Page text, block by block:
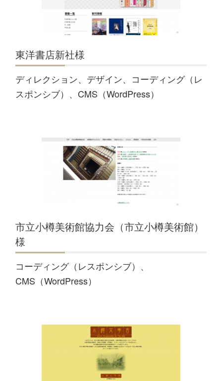
東洋書店新社様
ディレクション、デザイン、コーディング（レ
スポンシブ）、CMS（WordPress）
市立小樽美術館協力会（市立小樽美術館）
様
コーディング（レスポンシブ）、
CMS（WordPress）